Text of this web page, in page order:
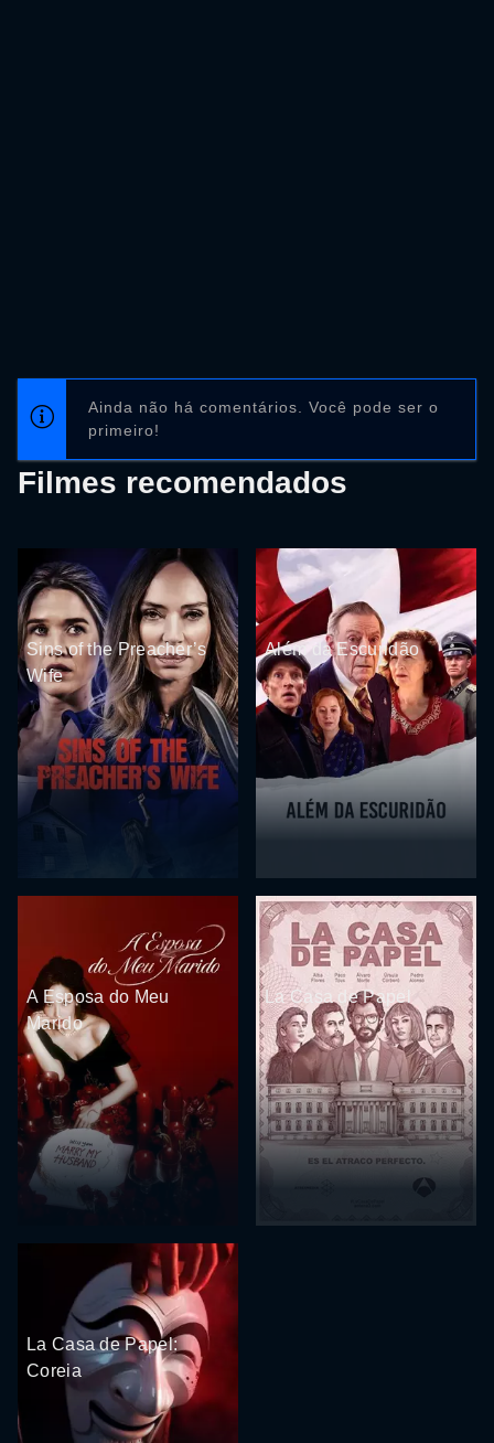
Ainda não há comentários. Você pode ser o
primeiro!
Filmes recomendados
Sins of the Preacher’s
Wife
Além da Escuridão
A Esposa do Meu
Marido
La Casa de Papel
La Casa de Papel:
Coreia